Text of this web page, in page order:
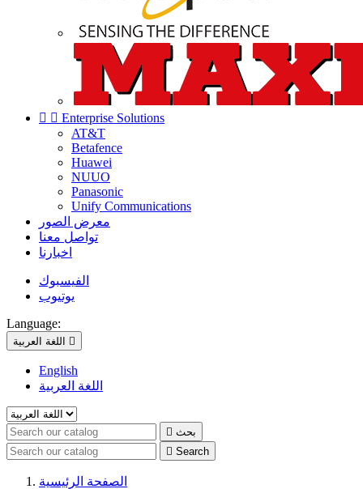
  Enterprise Solutions
AT&T
Betafence
Huawei
NUUO
Panasonic
Unify Communications
معرض الصور
تواصل معنا
اخبارنا
الفيسبوك
يوتيوب
Language:
اللغة العربية 
English
اللغة العربية
 بحث
 Search
الصفحة الرئيسية